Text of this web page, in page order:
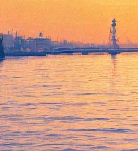
Lopez. Мировой